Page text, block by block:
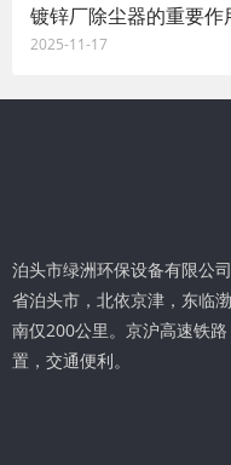
镀锌厂除尘器的重要作
2025-11-17
泊头市绿洲环保设备有限公
省泊头市，北依京津，东临
南仅200公里。京沪高速铁
置，交通便利。